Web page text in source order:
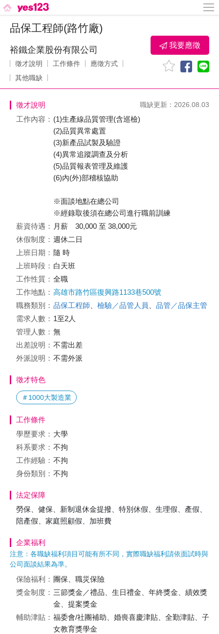
品保工程師(路竹廠)
裕鐵企業股份有限公司
徵才說明 工作條件
應徵方式
其他職缺
我要應徵
徵才說明 職缺更新：2026.08.03
工作內容： (1)生產線品質管理(含巡檢)
(2)品質異常處置
(3)新產品試製及驗證
(4)異常追蹤調查及分析
(5)品質報表管理及維護
(6)內(外)部稽核協助
※面談地點在總公司
※經錄取後須在總公司進行職前訓練
薪資待遇： 月薪 30,000 至 38,000元
休假制度： 週休二日
上班日期： 隨 時
上班時段： 白天班
工作性質： 全職
工作地點： 高雄市路竹區復興路1133巷500號
職務類別： 品保工程師 檢驗／品管人員
品管／品保主管
需求人數： 1至2人
管理人數： 無
出差說明： 不需出差
外派說明： 不需外派
徵才特色
＃1000大製造業
工作條件
學歷要求： 大學
科系要求： 不拘
工作經驗： 不拘
身份類別： 不拘
法定保障
勞保、健保、新制退休金提撥、特別休假、生理假、產假、
陪產假、家庭照顧假、加班費
企業福利
注意：各職缺福利項目可能有所不同，實際職缺福利請依面試時與
公司面談結果為準。
保險福利： 團保、職災保險
獎金制度： 三節獎金／禮品、生日禮金、年終獎金、績效獎
金、提案獎金
輔助津貼： 福委會/社團補助、婚喪喜慶津貼、全勤津貼、子
女教育獎學金